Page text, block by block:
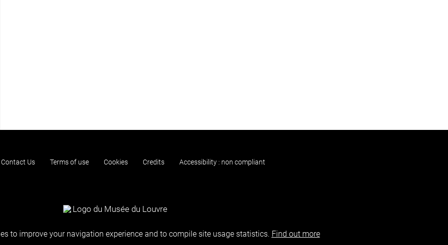
Contact Us Terms of use Cookies Credits Accessibility : non compliant
to improve your navigation experience and to compile site usage statistics. Find out more